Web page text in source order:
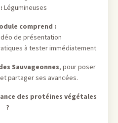
Légumineuses
comprend :
de présentation
à tester immédiatement
Sauvageonnes, pour poser
partager ses avancées.
des protéines végétales
?